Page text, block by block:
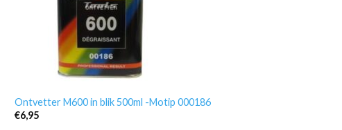
Ontvetter M600 in blik 500ml -Motip 000186
€6,95